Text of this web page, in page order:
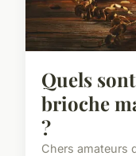
Quels
brioche
?
Chers amateurs